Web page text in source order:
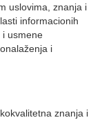
uslovima, znanja i
informacionih
i usmene
i
znanja i